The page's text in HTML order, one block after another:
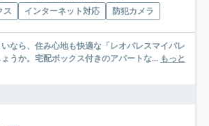
ス インターネット対応 防犯カメラ
なら、住み心地も快適な「レオパレスマイパレ
うか。宅配ボックス付きのアパートな... もっと